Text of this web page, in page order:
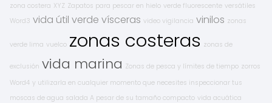
zona costera XYZ Zapatos para pescar en hielo verde fluorescente versátiles
Word3 vida útil verde vísceras video vigilancia vinilos zonas
verde lima vuelco zonas costeras zonas de
exclusión vida marina Zonas de pesca y límites de tiempo zorros
Word4 y utilizarla en cualquier momento que necesites inspeccionar tus
moscas de agua salada A pesar de su tamaño compacto vida acuática